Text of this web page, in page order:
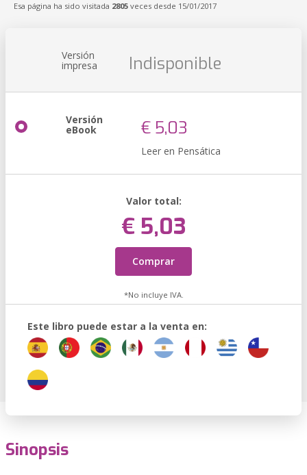
Esa página ha sido visitada 2805 veces desde 15/01/2017
Versión
impresa Indisponible
Versión
eBook € 5,03
Leer en Pensática
Valor total:
€ 5,03
Comprar
*No incluye IVA.
Este libro puede estar a la venta en:
Sinopsis